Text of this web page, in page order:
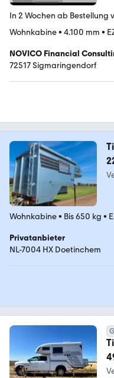
In 2 Wochen ab Bestellung
Wohnkabine• 4.100 mm •
NOVICO Financial
72517 Sigmaringendorf
Wohnkabine• Bis 650 kg •
Privatanbieter
NL-7004 HX Doetinchem